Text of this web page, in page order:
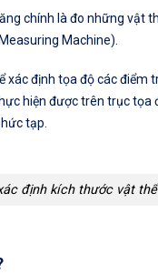
chính là đo những vật
Machine).
định tọa độ các điểm
hiện được trên trục tọa
tạp.
định kích thước vật